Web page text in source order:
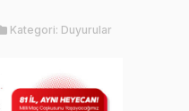
Kategori: Duyurular